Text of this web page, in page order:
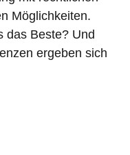
Möglichkeiten.
das Beste? Und
ergeben sich